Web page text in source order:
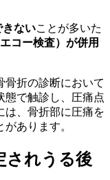
きないことが多いた
コー検査）が併用
骨折の診断において
態で触診し、圧痛点
は、骨折部に圧痛を
あります。
されうる後